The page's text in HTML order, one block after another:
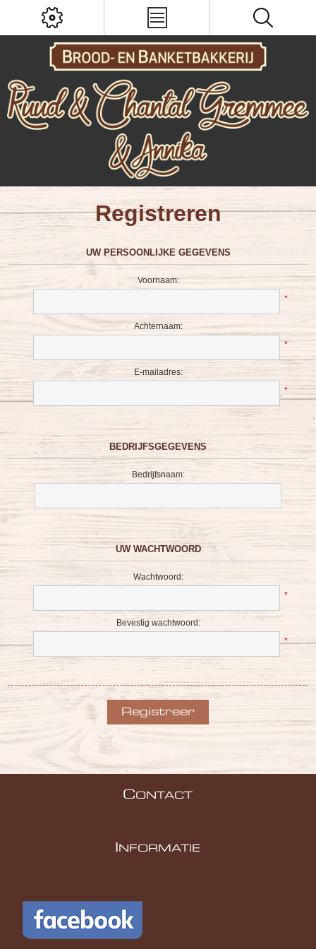
Registreren
UW PERSOONLIJKE GEGEVENS
Voornaam:
*
Achternaam:
*
E-mailadres:
*
BEDRIJFSGEGEVENS
Bedrijfsnaam:
UW WACHTWOORD
Wachtwoord:
*
Bevestig wachtwoord:
*
CONTACT
NFORMATIE